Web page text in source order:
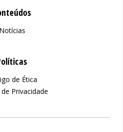
Notícias
de Ética
Privacidade